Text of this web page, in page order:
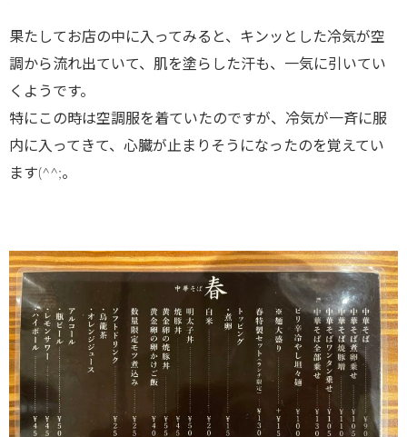
果たしてお店の中に入ってみると、キンッとした冷気が空
調から流れ出ていて、肌を塗らした汗も、一気に引いてい
くようです。
特にこの時は空調服を着ていたのですが、冷気が一斉に服
内に入ってきて、心臓が止まりそうになったのを覚えてい
ます(^^;。